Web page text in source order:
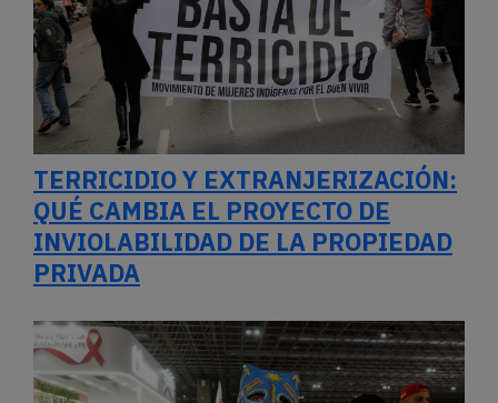
TERRICIDIO Y EXTRANJERIZACIÓN:
QUÉ CAMBIA EL PROYECTO DE
INVIOLABILIDAD DE LA PROPIEDAD
PRIVADA